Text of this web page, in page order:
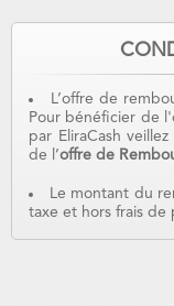
L’offre de
Pour bénéficier de
par EliraCash
de l’offre de
Le montant du
taxe et hors frais